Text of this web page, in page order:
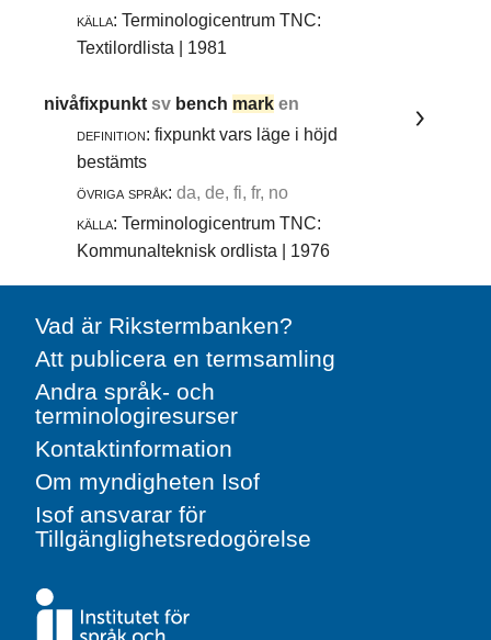
källa: Terminologicentrum TNC:
Textilordlista | 1981
nivåfixpunktsv bench mark en
definition: fixpunkt vars läge i höjd
bestämts
övriga språk: da, de, fi, fr, no
källa: Terminologicentrum TNC:
Kommunalteknisk ordlista | 1976
Vad är Rikstermbanken?
Att publicera en termsamling
Andra språk- och
terminologiresurser
Kontaktinformation
Om myndigheten Isof
Isof ansvarar för
Tillgänglighetsredogörelse